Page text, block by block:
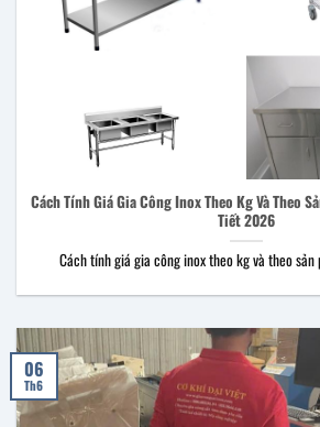
Cách Tính Giá Gia Công Inox Theo Kg Và Theo
Tiết 2026
Cách tính giá gia công inox theo kg và theo
06
Th6